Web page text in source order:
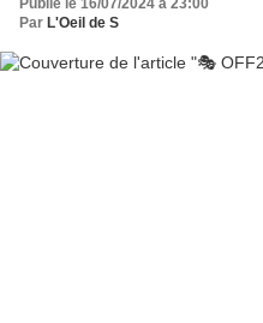
Publié le 16/07/2024 à 23:00
Par L'Oeil de S